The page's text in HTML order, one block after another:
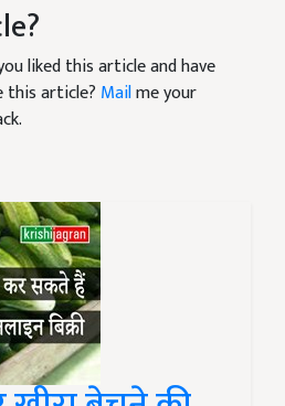
liked this article and have
this article? Mailme your